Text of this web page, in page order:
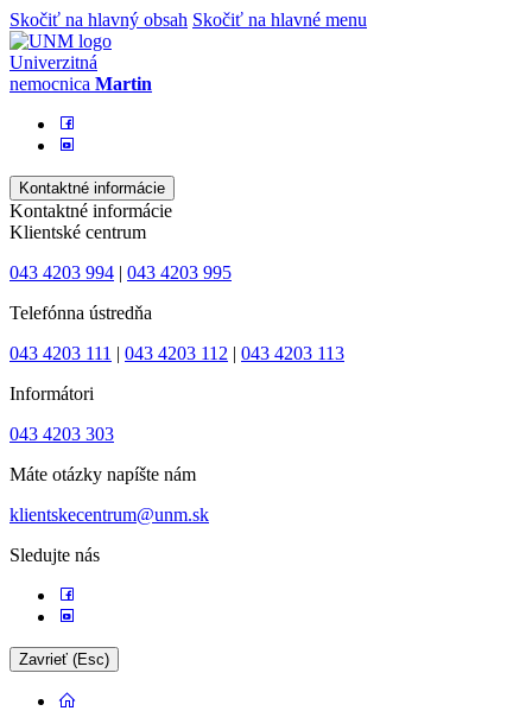
Skočiť na hlavný obsah Skočiť na hlavné menu
Univerzitná
nemocnica Martin
Kontaktné informácie
Kontaktné informácie
Klientské centrum
043 4203 994 | 043 4203 995
Telefónna ústredňa
043 4203 111 | 043 4203 112 | 043 4203 113
Informátori
043 4203 303
Máte otázky napíšte nám
klientskecentrum@unm.sk
Sledujte nás
Zavrieť (Esc)